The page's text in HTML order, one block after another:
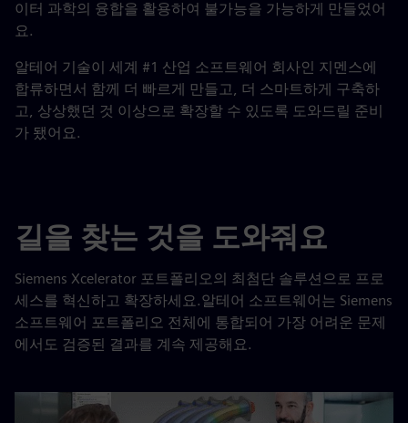
이터 과학의 융합을 활용하여 불가능을 가능하게 만들었어
요.
알테어 기술이 세계 #1 산업 소프트웨어 회사인 지멘스에
합류하면서 함께 더 빠르게 만들고, 더 스마트하게 구축하
고, 상상했던 것 이상으로 확장할 수 있도록 도와드릴 준비
가 됐어요.
길을 찾는 것을 도와줘요
Siemens Xcelerator 포트폴리오의 최첨단 솔루션으로 프로
세스를 혁신하고 확장하세요.알테어 소프트웨어는 Siemens
소프트웨어 포트폴리오 전체에 통합되어 가장 어려운 문제
에서도 검증된 결과를 계속 제공해요.